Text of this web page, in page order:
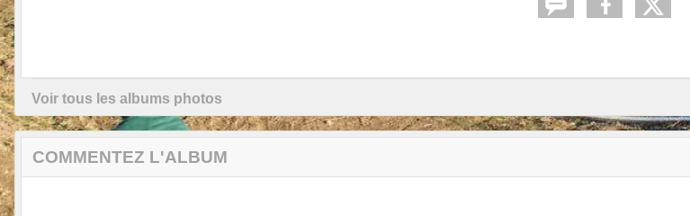
Voir tous les albums photos
COMMENTEZ L'ALBUM